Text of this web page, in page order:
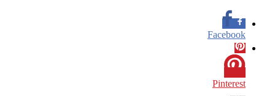
Facebook
Pinterest